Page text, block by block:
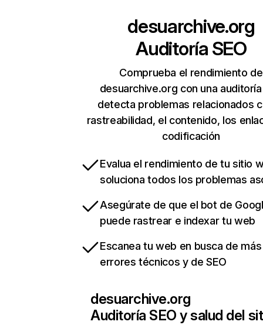
desuarchive.org
Auditoría SEO
Comprueba el rendimiento de
desuarchive.org con una
detecta problemas relacionados
rastreabilidad, el contenido, los
codificación
Evalua el rendimiento de tu sitio
soluciona todos los problemas
Asegúrate de que el bot de
puede rastrear e indexar tu web
Escanea tu web en busca de
errores técnicos y de SEO
desuarchive.org
Auditoría SEO y salud del